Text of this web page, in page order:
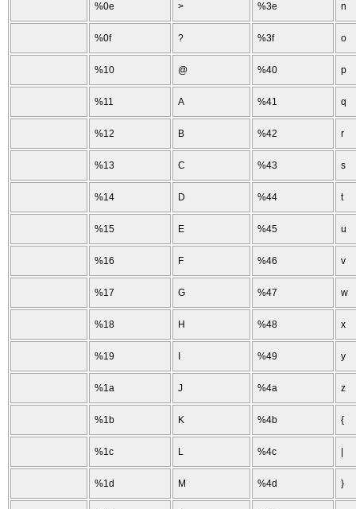
%0e > %3e n
%0f ? %3f o
%10 @ %40 p
%11 A %41 q
%12 B %42 r
%13 C %43 s
%14 D %44 t
%15 E %45 u
%16 F %46 v
%17 G %47 w
%18 H %48 x
%19 %49 y
%1a J %4a z
%1b K %4b {
%1c L %4c
%1d M %4d }